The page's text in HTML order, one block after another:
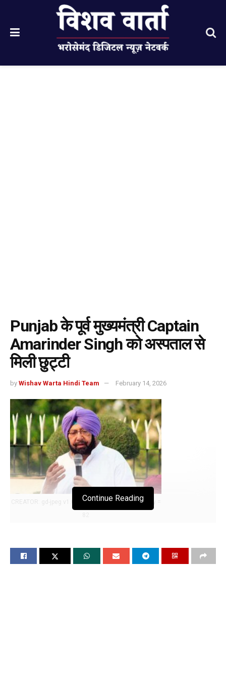
Punjab के पूर्व मुख्यमंत्री Captain
Amarinder Singh को अस्पताल से
मिली छुट्टी
by Wishav Warta Hindi Team February 14, 2026
CREATOR: gd-jpeg v1.0 (using IJG JPEG v62), quality =
Continue Reading